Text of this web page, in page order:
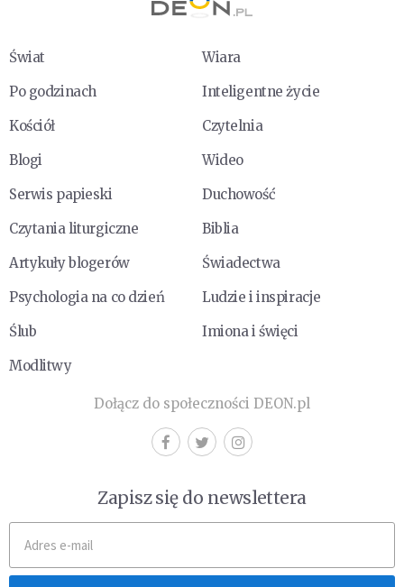
Świat
Wiara
Po godzinach
Inteligentne życie
Kościół
Czytelnia
Blogi
Wideo
Serwis papieski
Duchowość
Czytania liturgiczne
Biblia
Artykuły blogerów
Świadectwa
Psychologia na co dzień
Ludzie i inspiracje
Ślub
Imiona i święci
Modlitwy
Dołącz do społeczności DEON.pl
Zapisz się do newslettera